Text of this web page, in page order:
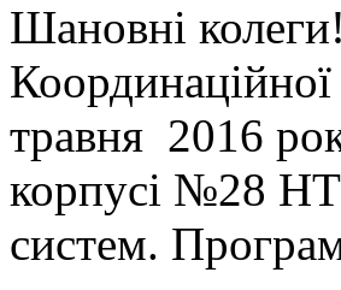
Шановні
травня 2016
корпусі №28
систем.